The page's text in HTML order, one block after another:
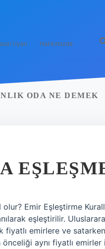
Uyarı Hakkımızda
ODA NE DEMEK
olur? Emir Eşleştirme
eşleştirilir.
fiyatlı emirlere ve
aynı fiyatlı